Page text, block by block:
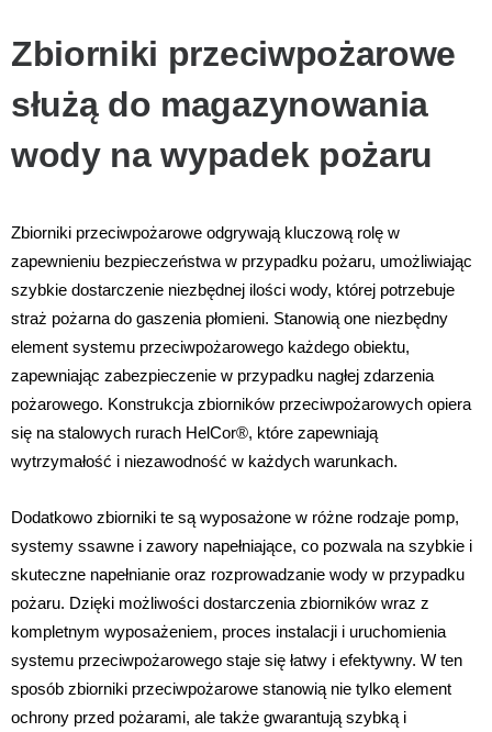
Zbiorniki przeciwpożarowe
służą do magazynowania
wody na wypadek pożaru
Zbiorniki przeciwpożarowe odgrywają kluczową rolę w
zapewnieniu bezpieczeństwa w przypadku pożaru, umożliwiając
szybkie dostarczenie niezbędnej ilości wody, której potrzebuje
straż pożarna do gaszenia płomieni. Stanowią one niezbędny
element systemu przeciwpożarowego każdego obiektu,
zapewniając zabezpieczenie w przypadku nagłej zdarzenia
pożarowego. Konstrukcja zbiorników przeciwpożarowych opiera
się na stalowych rurach HelCor®, które zapewniają
wytrzymałość i niezawodność w każdych warunkach.
Dodatkowo zbiorniki te są wyposażone w różne rodzaje pomp,
systemy ssawne i zawory napełniające, co pozwala na szybkie i
skuteczne napełnianie oraz rozprowadzanie wody w przypadku
pożaru. Dzięki możliwości dostarczenia zbiorników wraz z
kompletnym wyposażeniem, proces instalacji i uruchomienia
systemu przeciwpożarowego staje się łatwy i efektywny. W ten
sposób zbiorniki przeciwpożarowe stanowią nie tylko element
ochrony przed pożarami, ale także gwarantują szybką i